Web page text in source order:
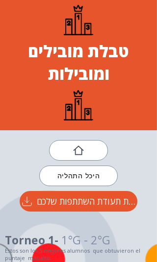
טבלת מובילים
ומובילות
היכל התהליה
הורידו את תעודת השתתפות שלכם
Torneo 1- 1°G - 2°G
Estos son los 5 mejores alumnos que obtuvieron el
puntaje más alto.